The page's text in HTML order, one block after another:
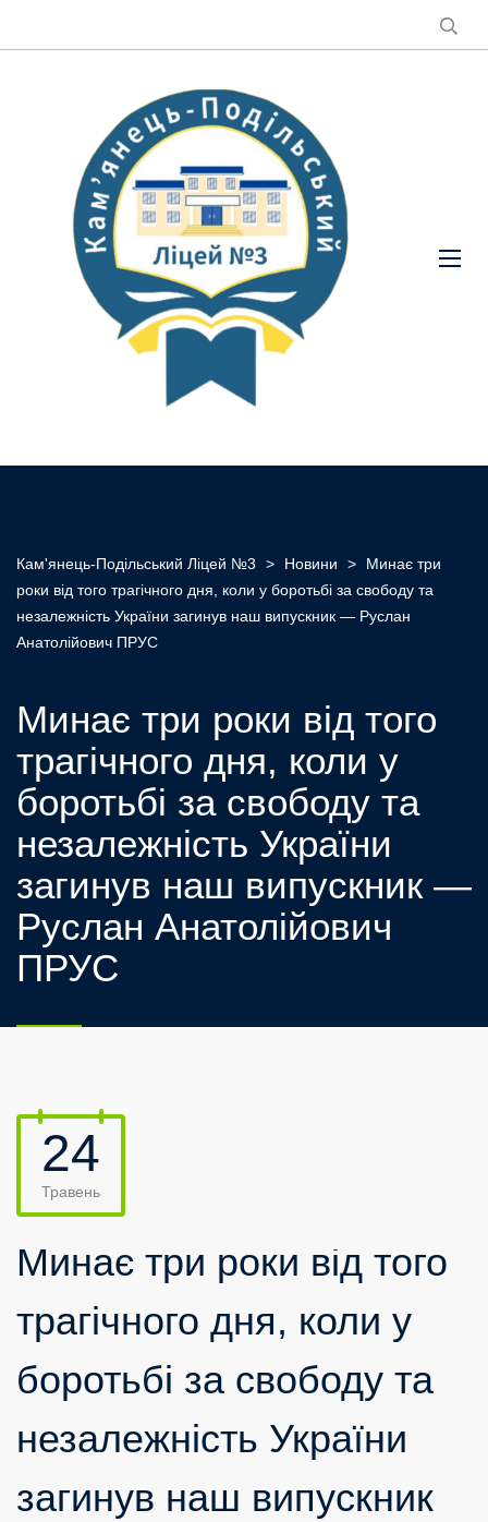
Кам'янець-Подільський Ліцей №3 > Новини >
Минає три
роки від того трагічного дня, коли у боротьбі за свободу та
незалежність України загинув наш випускник — Руслан
Анатолійович ПРУС
Минає три роки від того
трагічного дня, коли у
боротьбі за свободу та
незалежність України
загинув наш випускник —
Руслан Анатолійович
ПРУС
24
Травень
Минає три роки від того
трагічного дня, коли у
боротьбі за свободу та
незалежність України
загинув наш випускник